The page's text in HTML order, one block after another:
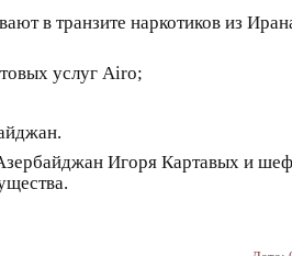
в транзите наркотиков из
услуг Airo;
Игоря Картавых и